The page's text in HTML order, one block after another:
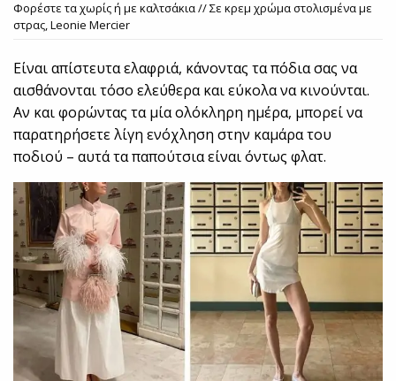
Φορέστε τα χωρίς ή με καλτσάκια // Σε κρεμ χρώμα στολισμένα με
στρας, Leonie Mercier
Είναι απίστευτα ελαφριά, κάνοντας τα πόδια σας να
αισθάνονται τόσο ελεύθερα και εύκολα να κινούνται.
Αν και φορώντας τα μία ολόκληρη ημέρα, μπορεί να
παρατηρήσετε λίγη ενόχληση στην καμάρα του
ποδιού – αυτά τα παπούτσια είναι όντως φλατ.